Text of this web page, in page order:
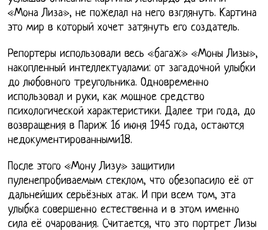
«Мона Лиза», не пожелал на него взглянуть. Картина
это мир в который хочет затянуть его создатель.
Репортеры использовали весь «багаж» «Моны Лизы»,
накопленный интеллектуалами: от загадочной улыбки
до любовного треугольника. Одновременно
использовал и руки, как мощное средство
психологической характеристики. Далее три года, до
возвращения в Париж 16 июня 1945 года, остаются
недокументированными18.
После этого «Мону Лизу» защитили
пуленепробиваемым стеклом, что обезопасило её от
дальнейших серьёзных атак. И при всем том, эта
улыбка совершенно естественна и в этом именно
сила её очарования. Считается, что это портрет Лизы